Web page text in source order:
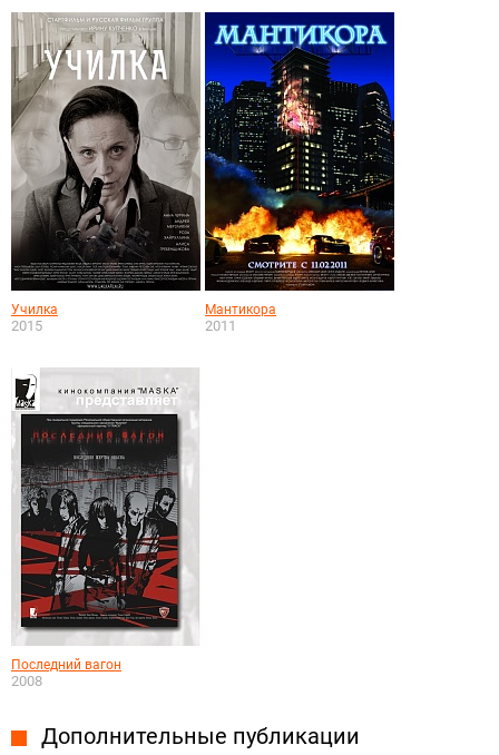
Училка
2015
Мантикора
2011
Последний вагон
2008
Дополнительные публикации